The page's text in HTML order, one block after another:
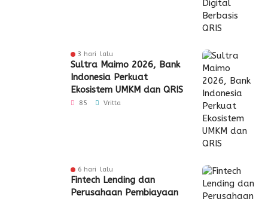
3 hari lalu
Sultra Maimo 2026, Bank
Indonesia Perkuat
Ekosistem UMKM dan QRIS
85 Vritta
6 hari lalu
Fintech Lending dan
Perusahaan Pembiayaan